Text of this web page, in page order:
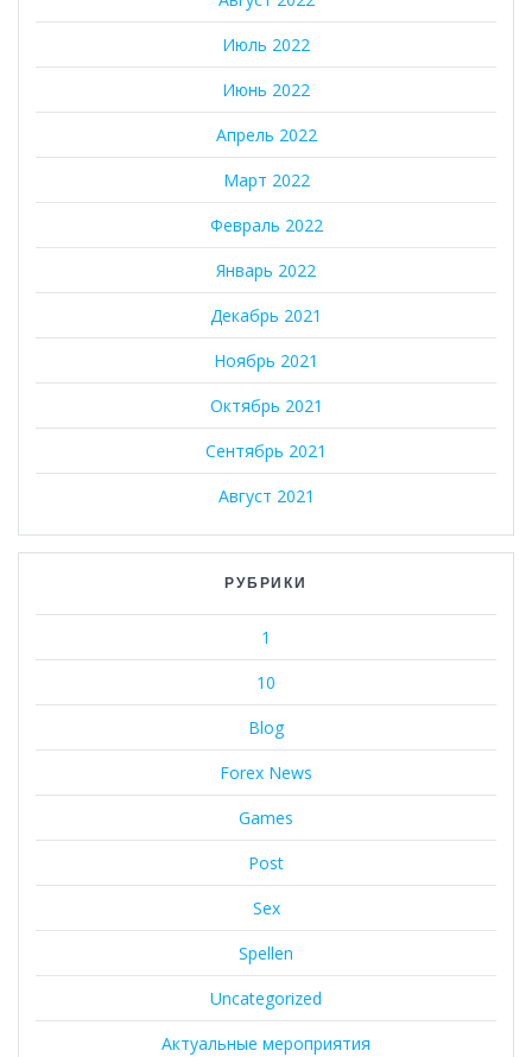
Июль 2022
Июнь 2022
Апрель 2022
Март 2022
Февраль 2022
Январь 2022
Декабрь 2021
Ноябрь 2021
Октябрь 2021
Сентябрь 2021
Август 2021
РУБРИКИ
1
10
Blog
Forex News
Games
Post
Sex
Spellen
Uncategorized
Актуальные мероприятия